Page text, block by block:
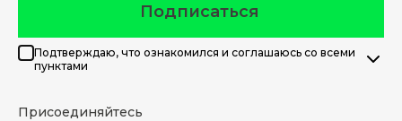
Подписаться
Подтверждаю, что ознакомился и соглашаюсь со всеми
пунктами
Присоединяйтесь